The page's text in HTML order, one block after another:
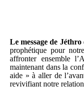
Le message de Jéthro
prophétique pour
affronter ensemble
maintenant dans la
aide » à aller de
revivifiant notre